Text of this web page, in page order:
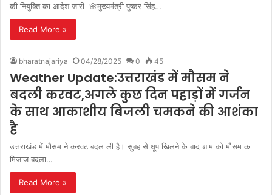
की नियुक्ति का आदेश जारी 🌸मुख्यमंत्री पुष्कर सिंह…
Read More »
bharatnajariya 04/28/2025 0 45
Weather Update:उत्तराखंड में मौसम ने
बदली करवट,अगले कुछ दिन पहाड़ों में गर्जन
के साथ आकाशीय बिजली चमकने की आशंका
है
उत्तराखंड में मौसम ने करवट बदल ली है। सुबह से धूप खिलने के बाद शाम को मौसम का
मिजाज बदला…
Read More »